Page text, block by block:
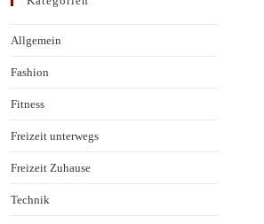
Allgemein
Fashion
Fitness
Freizeit unterwegs
Freizeit Zuhause
Technik